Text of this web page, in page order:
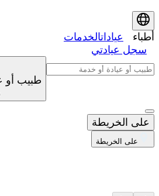
أطباء عياداتالخدمات
سجل عيادتي
طبيب أو
على الخريطة
على الخريطة